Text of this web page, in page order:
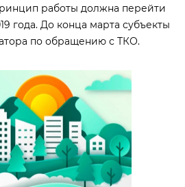
работы должна перейти
года. До конца марта субъекты
по обращению с ТКО.